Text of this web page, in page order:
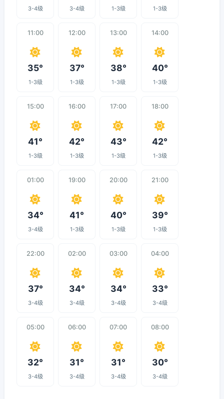
3-4级 3-4级 1-3级 1-3级
11:00
35°
1-3级
12:00
37°
1-3级
13:00
38°
1-3级
14:00
40°
1-3级
15:00
41°
1-3级
16:00
42°
1-3级
17:00
43°
1-3级
18:00
42°
1-3级
01:00
34°
3-4级
19:00
41°
1-3级
20:00
40°
1-3级
21:00
39°
1-3级
22:00
37°
3-4级
02:00
34°
3-4级
03:00
34°
3-4级
04:00
33°
3-4级
05:00
32°
3-4级
06:00
31°
3-4级
07:00
31°
3-4级
08:00
30°
3-4级